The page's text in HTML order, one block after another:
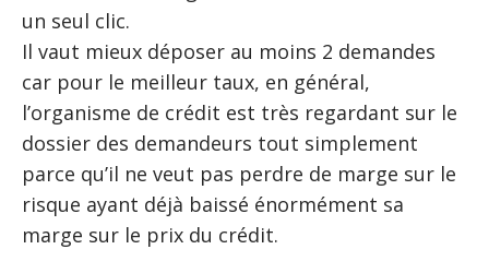
un seul clic.
Il vaut mieux déposer au moins 2 demandes
car pour le meilleur taux, en général,
l’organisme de crédit est très regardant sur le
dossier des demandeurs tout simplement
parce qu’il ne veut pas perdre de marge sur le
risque ayant déjà baissé énormément sa
marge sur le prix du crédit.